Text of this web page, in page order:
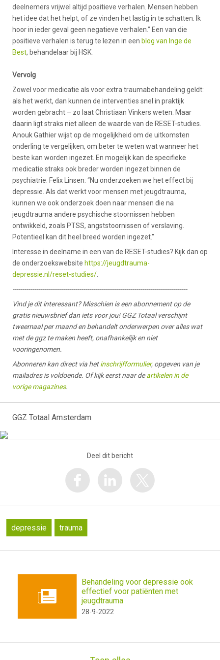
deelnemers vrijwel altijd positieve verhalen. Mensen hebben
het idee dat het helpt, of ze vinden het lastig in te schatten. Ik
hoor in ieder geval geen negatieve verhalen.” Een van die
positieve verhalen is terug te lezen in een blog van Inge de
Best, behandelaar bij HSK.
Vervolg
Zowel voor medicatie als voor extra traumabehandeling geldt:
als het werkt, dan kunnen de interventies snel in praktijk
worden gebracht – zo laat Christiaan Vinkers weten. Maar
daarin ligt straks niet alleen de waarde van de RESET-studies.
Anouk Gathier wijst op de mogelijkheid om de uitkomsten
onderling te vergelijken, om beter te weten wat wanneer het
beste kan worden ingezet. En mogelijk kan de specifieke
medicatie straks ook breder worden ingezet binnen de
psychiatrie. Felix Linsen: “Nu onderzoeken we het effect bij
depressie. Als dat werkt voor mensen met jeugdtrauma,
kunnen we ook onderzoek doen naar mensen die na
jeugdtrauma andere psychische stoornissen hebben
ontwikkeld, zoals PTSS, angststoornissen of verslaving.
Potentieel kan dit heel breed worden ingezet.”
Interesse in deelname in een van de RESET-studies? Kijk dan op
de onderzoekswebsite https://jeugdtrauma-
depressie.nl/reset-studies/
-----------------------------------------------------------------------------------------
Vind je dit interessant? Misschien is een abonnement op de
gratis nieuwsbrief dan iets voor jou! GGZ Totaal verschijnt
tweemaal per maand en behandelt onderwerpen over alles wat
met de ggz te maken heeft, onafhankelijk en niet
vooringenomen.
Abonneren kan direct via hetinschrijfformulier, opgeven van je
mailadres is voldoende. Of kijk eerst naar deartikelen in de
vorige magazines.
GGZ Totaal Amsterdam
Deel dit bericht
depressie trauma
Behandeling voor depressie ook
effectief voor patiënten met
jeugdtrauma
28-9-2022